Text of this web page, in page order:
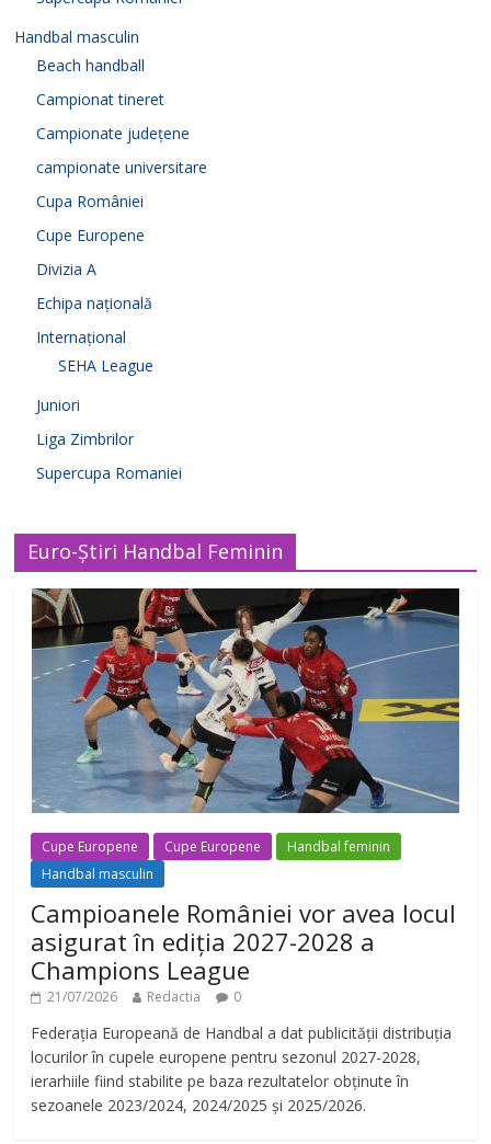
Handbal masculin
Beach handball
Campionat tineret
Campionate județene
campionate universitare
Cupa României
Cupe Europene
Divizia A
Echipa națională
Internațional
SEHA League
Juniori
Liga Zimbrilor
Supercupa Romaniei
Euro-Știri Handbal Feminin
Cupe Europene Cupe Europene
Handbal feminin
Handbal masculin
Campioanele României vor avea locul
asigurat în ediția 2027-2028 a
Champions League
21/07/2026 Redactia 0
Federația Europeană de Handbal a dat publicității distribuția
locurilor în cupele europene pentru sezonul 2027-2028,
ierarhiile fiind stabilite pe baza rezultatelor obținute în
sezoanele 2023/2024, 2024/2025 și 2025/2026.